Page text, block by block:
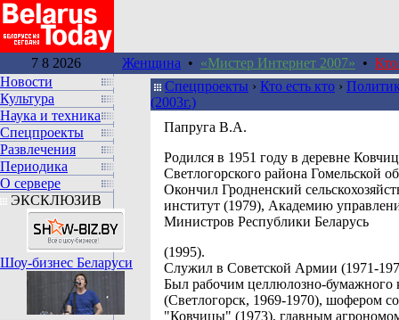
7 8 2026 Женщина • «Мистер Интернет 2007» • Кто
Новости
Культура
Наука и техника
Спецпроекты
Развлечения
Периодика
О сервере
ЭКСКЛЮЗИВ
Шоу-бизнес Беларуси
Спецпроекты › Кто есть кто ›
(2003г.)
Папруга В.А.
Родился в 1951 году в деревне
Светлогорского района Гомельской
Окончил Гродненский
институт (1979), Академию
Министров Республики Беларусь
(1995).
Служил в Советской Армии (1971-
Был рабочим целлюлозно-бумажного
(Светлогорск, 1969-1970), шофером
"Ковчицы" (1973), главным